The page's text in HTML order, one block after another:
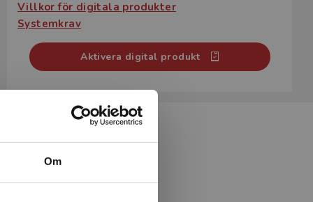
Om
Villkor för digitala produkter
Systemkrav
Aktivera digital produkt